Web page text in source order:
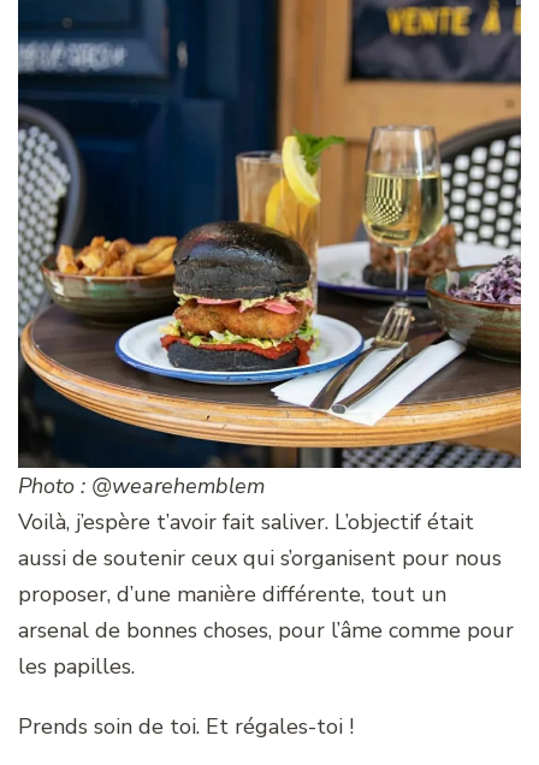
Photo : @wearehemblem
Voilà, j’espère t’avoir fait saliver. L’objectif était
aussi de soutenir ceux qui s’organisent pour nous
proposer, d’une manière différente, tout un
arsenal de bonnes choses, pour l’âme comme pour
les papilles.
Prends soin de toi. Et régales-toi !